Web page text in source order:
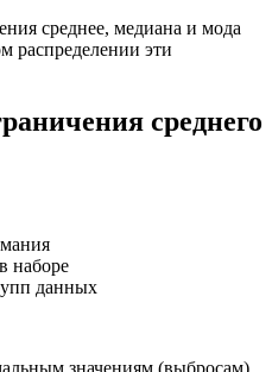
среднее, медиана и мода
распределении эти
среднего
наборе
данных